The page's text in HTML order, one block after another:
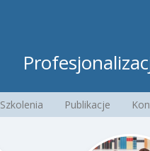
Szkolenia Publikacje